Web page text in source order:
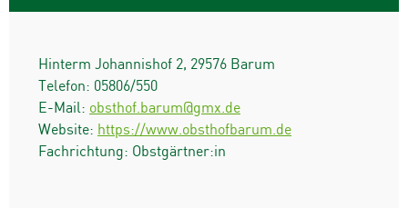
Hinterm Johannishof 2, 29576 Barum
Telefon: 05806/550
E-Mail: obsthof.barum@gmx.de
Website: https://www.obsthofbarum.de
Fachrichtung: Obstgärtner:in